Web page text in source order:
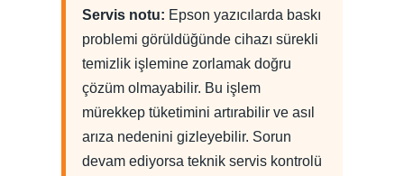
Servis notu: Epson yazıcılarda baskı
problemi görüldüğünde cihazı sürekli
temizlik işlemine zorlamak doğru
çözüm olmayabilir. Bu işlem
mürekkep tüketimini artırabilir ve asıl
arıza nedenini gizleyebilir. Sorun
devam ediyorsa teknik servis kontrolü